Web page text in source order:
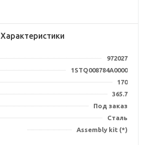
Характеристики
972027
1STQ008784A0000
170
365.7
Под заказ
Сталь
Assembly kit (*)